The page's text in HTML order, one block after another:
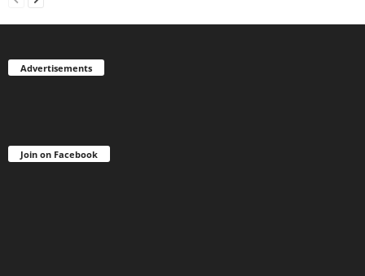
Advertisements
Join on Facebook